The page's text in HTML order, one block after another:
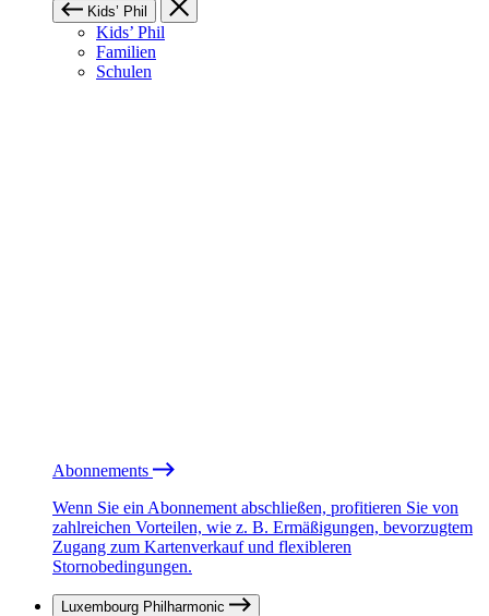
Kids’ Phil
Kids’ Phil
Familien
Schulen
Abonnements
Wenn Sie ein Abonnement abschließen, profitieren Sie von
zahlreichen Vorteilen, wie z. B. Ermäßigungen, bevorzugtem
Zugang zum Kartenverkauf und flexibleren
Stornobedingungen.
Luxembourg Philharmonic